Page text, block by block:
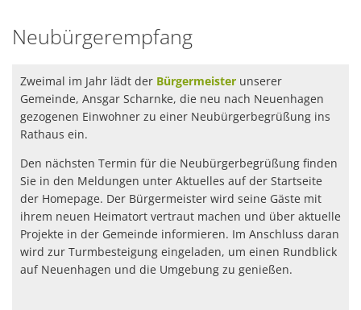
Neubürgerempfang
Zweimal im Jahr lädt der Bürgermeister unserer
Gemeinde, Ansgar Scharnke, die neu nach Neuenhagen
gezogenen Einwohner zu einer Neubürgerbegrüßung ins
Rathaus ein.
Den nächsten Termin für die Neubürgerbegrüßung finden
Sie in den Meldungen unter Aktuelles auf der Startseite
der Homepage. Der Bürgermeister wird seine Gäste mit
ihrem neuen Heimatort vertraut machen und über aktuelle
Projekte in der Gemeinde informieren. Im Anschluss daran
wird zur Turmbesteigung eingeladen, um einen Rundblick
auf Neuenhagen und die Umgebung zu genießen.